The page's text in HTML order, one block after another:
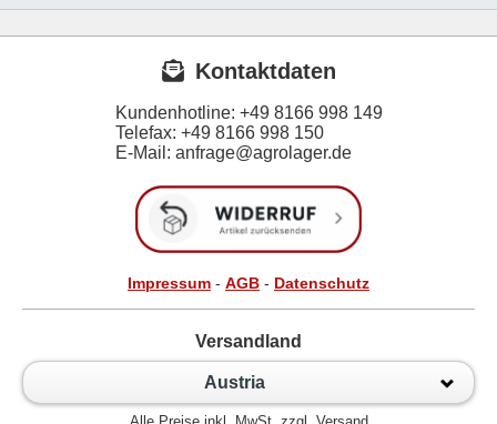
Kontaktdaten
Kundenhotline: +49 8166 998 149
Telefax: +49 8166 998 150
E-Mail: anfrage@agrolager.de
Impressum - AGB - Datenschutz
Versandland
Austria